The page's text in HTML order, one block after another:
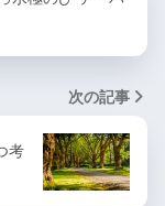
次の記事
考